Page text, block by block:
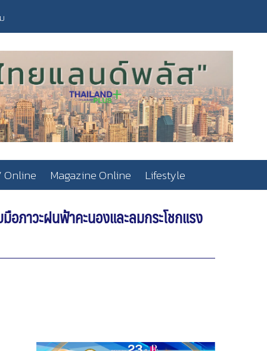
Online Magazine Online Lifestyle
ภาวะฝนฟ้าคะนองและลมกระโชกแรง